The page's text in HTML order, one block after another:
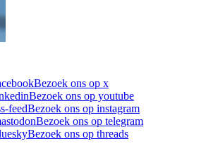
Bezoek ons op x
Bezoek ons op youtube
feedBezoek ons op instagram
Bezoek ons op telegram
Bezoek ons op threads